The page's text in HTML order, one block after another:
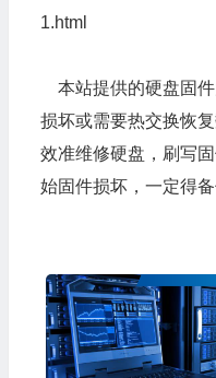
1.html
本站提供的硬盘固
损坏或需要热交换恢
效准维修硬盘，刷写
始固件损坏，一定得